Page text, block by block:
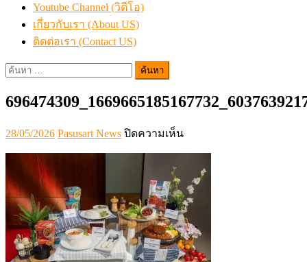
Youtube Channel (วิดีโอ)
เกี่ยวกับเรา (About US)
ติดต่อเรา (Contact US)
ค้นหา
Posted
on
28/05/2026 Author
Pasusart News ปิดความเห็นบน